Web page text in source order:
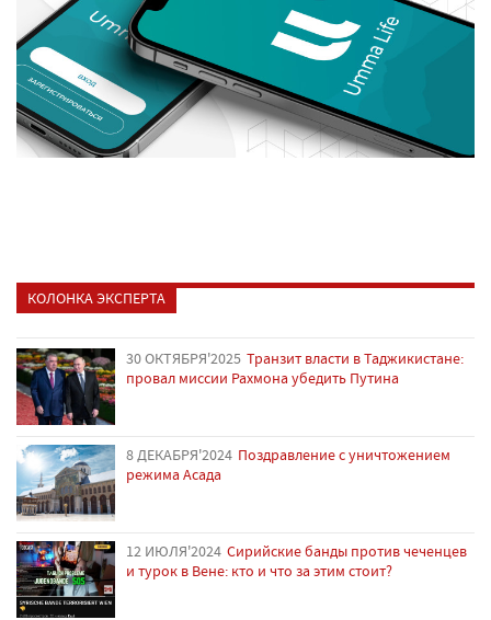
КОЛОНКА ЭКСПЕРТА
30 ОКТЯБРЯ'2025 Транзит власти в Таджикистане:
провал миссии Рахмона убедить Путина
8 ДЕКАБРЯ'2024 Поздравление с уничтожением
режима Асада
12 ИЮЛЯ'2024 Сирийские банды против чеченцев
и турок в Вене: кто и что за этим стоит?